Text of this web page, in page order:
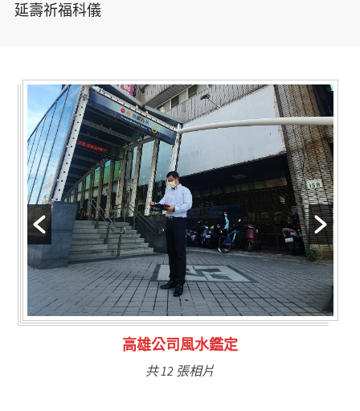
延壽祈福科儀
林氏福主量子生基造命
共 6 張相片